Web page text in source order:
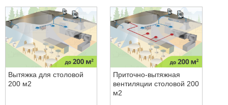
Вытяжка для столовой
200 м2
Приточно-вытяжная
вентиляции столовой 200
м2